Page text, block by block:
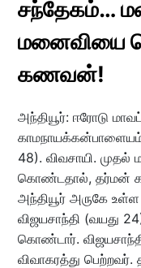
சந்தேகம்…
மனைவியை
கணவன்!
அந்தியூர்: ஈரோடு
48). விவசாயி.
கொண்டதால், தர்மன்
அந்தியூர் அருகே உள்ள
விஜயசாந்தி (வயது
கொண்டார்.
விவாகரத்து பெற்றவர்.